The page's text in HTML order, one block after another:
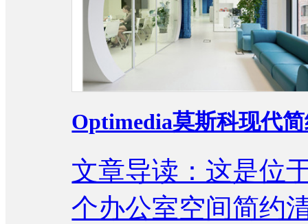
Optimedia莫斯科现代
文章导读：这是位
个办公室空间简约